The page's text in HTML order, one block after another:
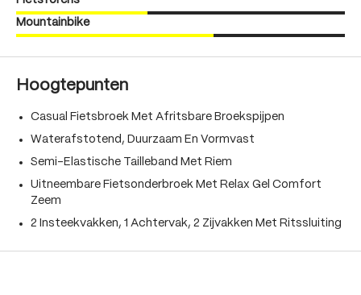
Mountainbike
Hoogtepunten
Casual Fietsbroek Met Afritsbare Broekspijpen
Waterafstotend, Duurzaam En Vormvast
Semi-Elastische Tailleband Met Riem
Uitneembare Fietsonderbroek Met Relax Gel Comfort
Zeem
2 Insteekvakken, 1 Achtervak, 2 Zijvakken Met Ritssluiting